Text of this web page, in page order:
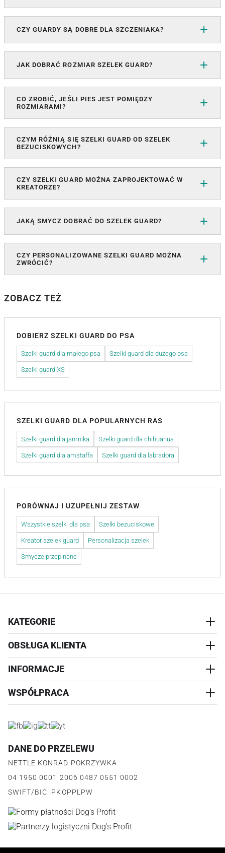
CZY GUARDY SĄ DOBRE DLA SZCZENIAKA?
JAK DOBRAĆ ROZMIAR SZELEK GUARD?
CO ZROBIĆ, JEŚLI PIES JEST POMIĘDZY
ROZMIARAMI?
CZYM RÓŻNIĄ SIĘ SZELKI GUARD OD SZELEK
BEZUCISKOWYCH?
CZY SZELKI GUARD MOŻNA ZAPROJEKTOWAĆ W
KREATORZE?
JAKĄ SMYCZ DOBRAĆ DO SZELEK GUARD?
CZY PERSONALIZOWANE SZELKI GUARD MOŻNA
ZWRÓCIĆ?
ZOBACZ TEŻ
DOBIERZ SZELKI GUARD DO PSA
Szelki guard dla małego psa Szelki guard dla dużego psa
Szelki guard XS
SZELKI GUARD DLA POPULARNYCH RAS
Szelki guard dla jamnika Szelki guard dla chihuahua
Szelki guard dla amstaffa Szelki guard dla labradora
PORÓWNAJ I UZUPEŁNIJ ZESTAW
Wszystkie szelki dla psa Szelki bezuciskowe
Kreator szelek guard Personalizacja szelek
Smycze przepinane
KATEGORIE
AKCESORIA
WYPRZEDAŻ
OBSŁUGA KLIENTA
REALIZACJA I WYSYŁKA
WYMIANA
PŁATNOŚCI
FAQ
INFORMACJE
KONTAKT
O PRODUKCIE
WSPÓŁPRACA
JAK DZIAŁA PROGRAM
REGULAMIN PROGRAMU
POLITYKA PRYWATNOŚCI PROGRAMU
DANE DO PRZELEWU
NETTLE KONRAD POKRZYWKA
04 1950 0001 2006 0487 0551 0002
SWIFT/BIC: PKOPPLPW